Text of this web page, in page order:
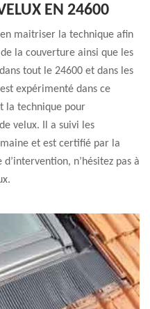
EN 24600
maitriser la technique afin
la couverture ainsi que les
tout le 24600 et dans les
expérimenté dans ce
la technique pour
velux. Il a suivi les
et est certifié par la
n’hésitez pas à